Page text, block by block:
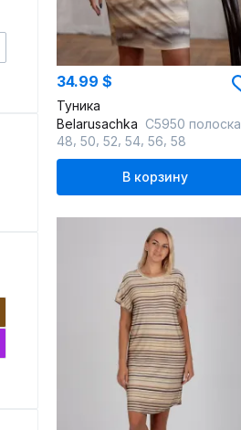
34.99 $
Туника
Belarusachka С5950 полоска/дюна
48 50 52 54 56 58
В корзину